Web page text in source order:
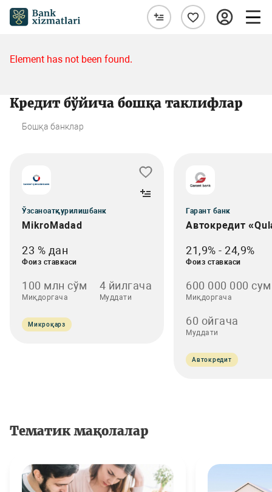
Element has not been found.
Кредит бўйича бошқа таклифлар
Бошқа банклар
Ўзсаноатқурилишбанк
MikroMadad
23 % дан
Фоиз ставкаси
100 млн сўм
Миқдоргача
4 йилгача
Муддати
Микроқарз
Гарант банк
Автокредит
21,9% - 24,9%
Фоиз ставкаси
600 000 000 сум
Миқдоргача
60 ойгача
Муддати
Автокредит
Тематик мақолалар